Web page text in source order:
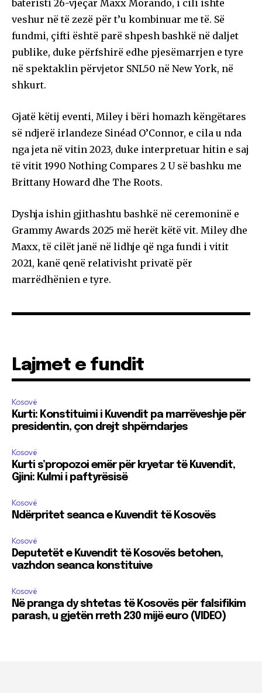
bateristi 26-vjeçar Maxx Morando, i cili ishte
veshur në të zezë për t’u kombinuar me të. Së
fundmi, çifti është parë shpesh bashkë në daljet
publike, duke përfshirë edhe pjesëmarrjen e tyre
në spektaklin përvjetor SNL50 në New York, në
shkurt.
Gjatë këtij eventi, Miley i bëri homazh këngëtares
së ndjerë irlandeze Sinéad O’Connor, e cila u nda
nga jeta në vitin 2023, duke interpretuar hitin e saj
të vitit 1990 Nothing Compares 2 U së bashku me
Brittany Howard dhe The Roots.
Dyshja ishin gjithashtu bashkë në ceremoninë e
Grammy Awards 2025 më herët këtë vit. Miley dhe
Maxx, të cilët janë në lidhje që nga fundi i vitit
2021, kanë qenë relativisht privatë për
marrëdhënien e tyre.
Lajmet e fundit
Kosovë
Kurti: Konstituimi i Kuvendit pa marrëveshje për
presidentin, çon drejt shpërndarjes
Kosovë
Kurti s’propozoi emër për kryetar të Kuvendit,
Gjini: Kulmi i paftyrësisë
Kosovë
Ndërpritet seanca e Kuvendit të Kosovës
Kosovë
Deputetët e Kuvendit të Kosovës betohen,
vazhdon seanca konstituive
Kosovë
Në pranga dy shtetas të Kosovës për falsifikim
parash, u gjetën rreth 230 mijë euro (VIDEO)